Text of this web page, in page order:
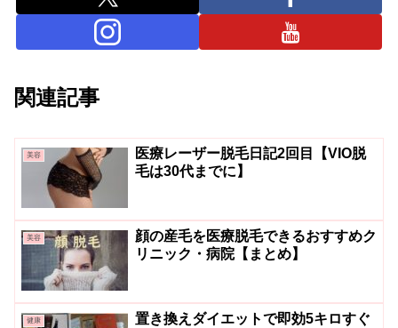
関連記事
美容
医療レーザー脱毛日記2回目【VIO脱
毛は30代までに】
美容
顔の産毛を医療脱毛できるおすすめク
リニック・病院【まとめ】
健康
置き換えダイエットで即効5キロすぐ